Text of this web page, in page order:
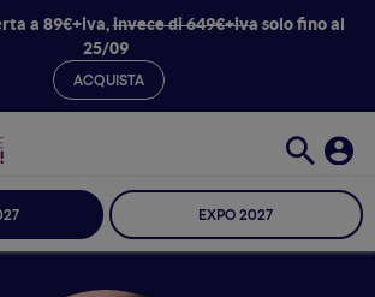
a 89€+iva,invece di 649€+ivasolo fino al
25/09
ACQUISTA
EXPO 2027